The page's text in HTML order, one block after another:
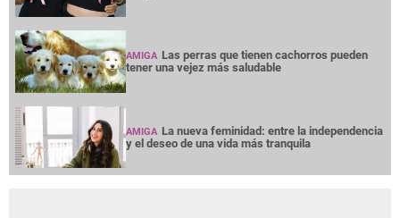
AMIGA Las perras que tienen cachorros pueden
tener una vejez más saludable
AMIGA La nueva feminidad: entre la independencia
y el deseo de una vida más tranquila